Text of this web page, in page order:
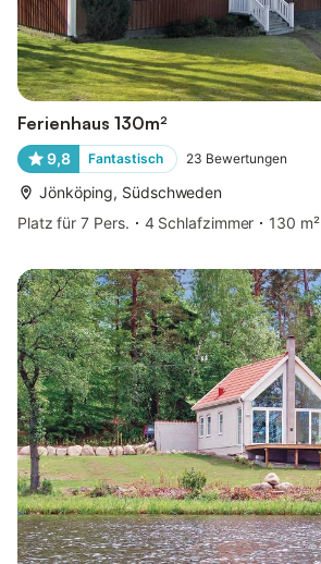
Ferienhaus 130m²
9,8 Fantastisch 23 Bewertungen
Jönköping, Südschweden
Platz für 7 Pers.
4 Schlafzimmer 130 m²